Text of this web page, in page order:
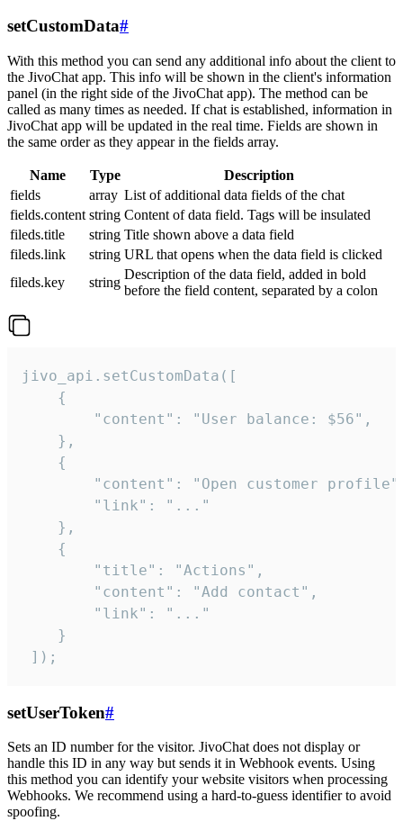
setCustomData#
With this method you can send any additional info about the client to
the JivoChat app. This info will be shown in the client's information
panel (in the right side of the JivoChat app). The method can be
called as many times as needed. If chat is established, information in
JivoChat app will be updated in the real time. Fields are shown in
the same order as they appear in the fields array.
Name Type
Description
fields
array List of additional data fields of the chat
fields.content string Content of data field. Tags will be insulated
fileds.title
string Title shown above a data field
fileds.link
string URL that opens when the data field is clicked
fileds.key
string
Description of the data field, added in bold
before the field content, separated by a colon
jivo_api.setCustomData([
    {
        "content": "User balance: $56",
    },
    {
"content": "Open customer
        "link": "..."
    },
    {
        "title": "Actions",
        "content": "Add contact",
        "link": "..."
    }
]);
setUserToken#
Sets an ID number for the visitor. JivoChat does not display or
handle this ID in any way but sends it in Webhook events. Using
this method you can identify your website visitors when processing
Webhooks. We recommend using a hard-to-guess identifier to avoid
spoofing.